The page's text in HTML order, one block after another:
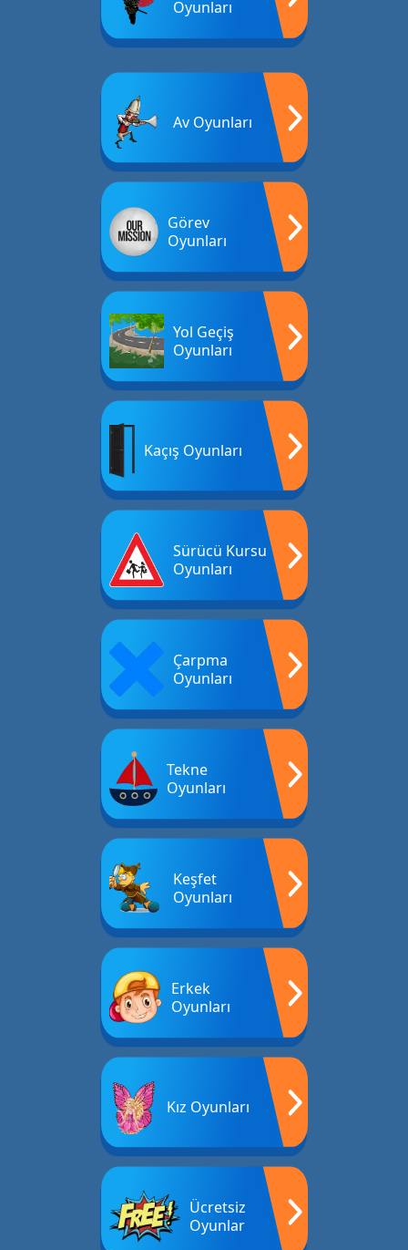
Oyunları
Av Oyunları
Görev
Oyunları
Yol Geçiş
Oyunları
Kaçış Oyunları
Sürücü Kursu
Oyunları
Çarpma
Oyunları
Tekne
Oyunları
Keşfet
Oyunları
Erkek
Oyunları
Kız Oyunları
Ücretsiz
Oyunlar